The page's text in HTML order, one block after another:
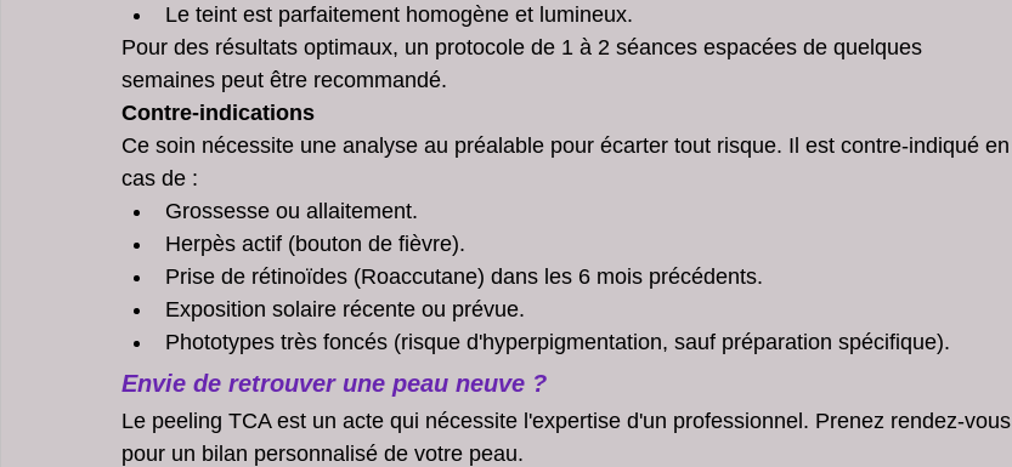
Le teint est parfaitement homogène et lumineux.
Pour des résultats optimaux, un protocole de 1 à 2 séances espacées de quelques
semaines peut être recommandé.
Contre-indications
Ce soin nécessite une analyse au préalable pour écarter tout risque. Il est contre-indiqué en
cas de :
Grossesse ou allaitement.
Herpès actif (bouton de fièvre).
Prise de rétinoïdes (Roaccutane) dans les 6 mois précédents.
Exposition solaire récente ou prévue.
Phototypes très foncés (risque d'hyperpigmentation, sauf préparation spécifique).
Envie de retrouver une peau neuve ?
Le peeling TCA est un acte qui nécessite l'expertise d'un professionnel. Prenez rendez-vous
pour un bilan personnalisé de votre peau.